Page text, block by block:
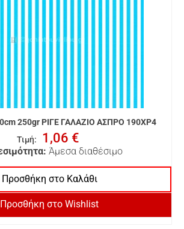
250gr ΡΙΓΕ ΓΑΛΑΖΙΟ ΑΣΠΡΟ 190XP4
Τιμή: 1,06 €
Άμεσα διαθέσιμο
Προσθήκη στο Καλάθι
Προσθήκη στο Wishlist